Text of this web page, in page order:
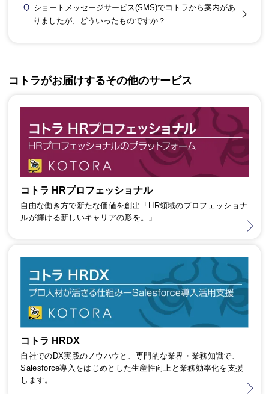
Q. ショートメッセージサービス(SMS)でコトラから案内があ
りましたが、どういったものですか？
コトラがお届けするその他のサービス
コトラ HRプロフェッショナル
自由な働き方で新たな価値を創出「HR領域のプロフェッショナ
ルが輝ける新しいキャリアの形を。」
コトラ HRDX
自社でのDX実践のノウハウと、専門的な業界・業務知識で、
Salesforce導入をはじめとした生産性向上と業務効率化を支援
します。